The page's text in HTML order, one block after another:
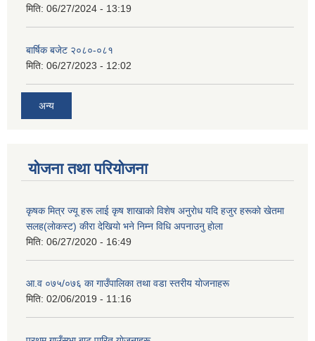
मिति: 06/27/2024 - 13:19
बार्षिक बजेट २०८०-०८१
मिति: 06/27/2023 - 12:02
अन्य
योजना तथा परियोजना
कृषक मित्र ज्यू हरू लाई कृष शाखाकाे विशेष अनुराेध यदि हजुर हरूकाे खेतमा
सलह(लाेकस्ट) कीरा देखियाे भने निम्न विधि अपनाउनु हाेला
मिति: 06/27/2020 - 16:49
आ‍.व ०७५/०७६ का गाउँपालिका तथा वडा स्तरीय याेजनाहरू
मिति: 02/06/2019 - 11:16